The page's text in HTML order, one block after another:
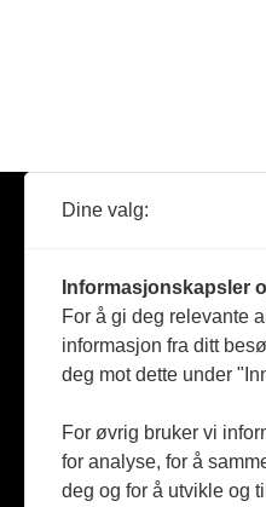
Dine valg:
Informasjonskapsler
For å gi deg relevante
informasjon fra ditt
deg mot dette under
For øvrig bruker vi
for analyse, for å
deg og for å utvikle og